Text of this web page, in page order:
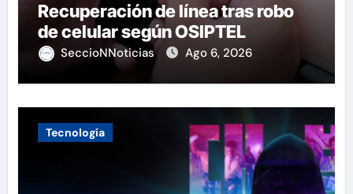
Recuperación de línea tras robo
de celular según OSIPTEL
SeccioNNoticias Ago 6, 2026
Tecnología